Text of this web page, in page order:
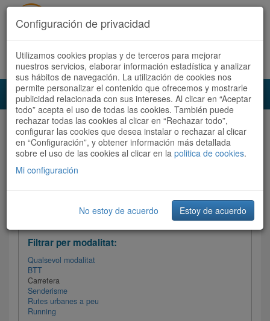
Accedeix Registra't ara Español Català
Audioruta Totes les rutes
Totes les rutes Ordenar per:Més recents/ Dificultat
Filtrar les rutes
Filtrar per modalitat:
Qualsevol modalitat
BTT
Carretera
Senderisme
Rutes urbanes a peu
Running
Configuración de privacidad
Utilizamos cookies propias y de terceros para mejorar
nuestros servicios, elaborar información estadística y analizar
sus hábitos de navegación. La utilización de cookies nos
permite personalizar el contenido que ofrecemos y mostrarle
publicidad relacionada con sus intereses. Al clicar en “Aceptar
todo” acepta el uso de todas las cookies. También puede
rechazar todas las cookies al clicar en “Rechazar todo”,
configurar las cookies que desea instalar o rechazar al clicar
en “Configuración”, y obtener información más detallada
sobre el uso de las cookies al clicar en la politica de cookies.
Mi configuración
No estoy de acuerdo Estoy de acuerdo